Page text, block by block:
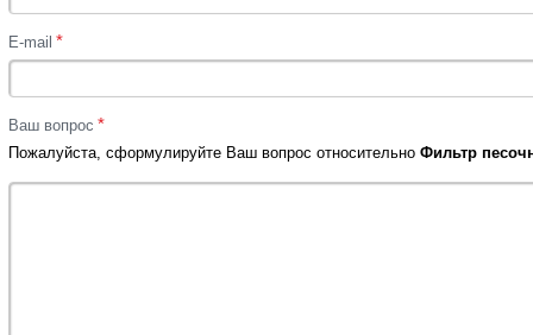
E-mail *
Ваш вопрос *
Пожалуйста, сформулируйте Ваш вопрос относительно Фильтр